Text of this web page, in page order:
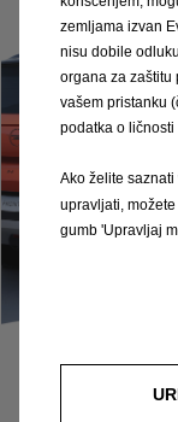
Prikazano vozilo služi
zemljama izvan
nisu dobile
organa za zaštitu
vašem pristanku
podatka o ličnosti
Ako želite
upravljati,
gumb 'Upravljaj